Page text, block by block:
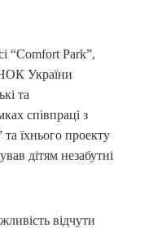
“Comfort Park”,
України
та
співпраці з
їхнього проекту
дітям незабутні
відчути